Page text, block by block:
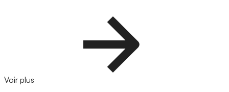
Voir plus